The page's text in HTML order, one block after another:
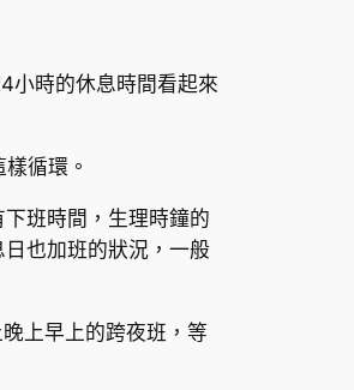
小時的休息時間看起來
循環。
班時間，生理時鐘的
也加班的狀況，一般
上早上的跨夜班，等